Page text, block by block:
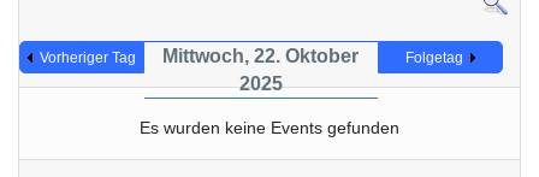
Vorheriger Tag
Mittwoch, 22. Oktober
2025
Folgetag
Es wurden keine Events gefunden